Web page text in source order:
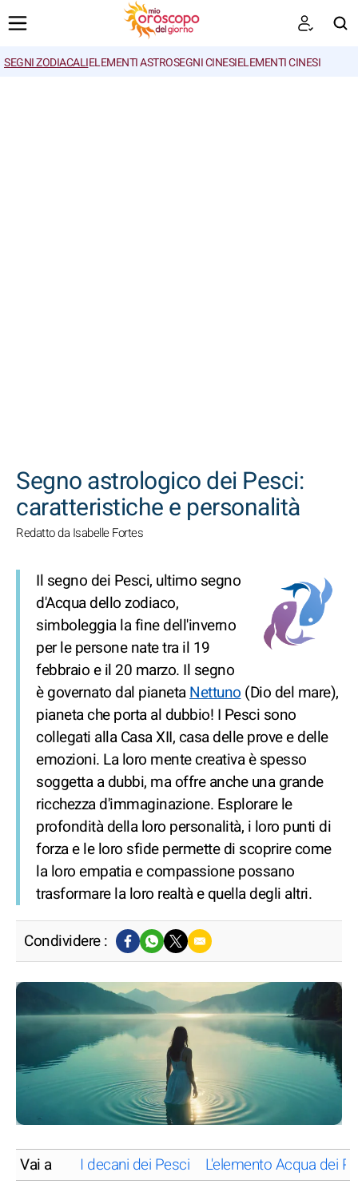
SEGNI ZODIACALIELEMENTI ASTROSEGNI CINESIELEMENTI CINESI
Segno astrologico dei Pesci:
caratteristiche e personalità
Redatto da Isabelle Fortes
Il segno dei Pesci, ultimo segno
d'Acqua dello zodiaco,
simboleggia la fine dell'inverno
per le persone nate tra il 19
febbraio e il 20 marzo. Il segno
è governato dal pianetaNettuno(Dio del mare),
pianeta che porta al dubbio! I Pesci sono
collegati alla Casa XII, casa delle prove e delle
emozioni. La loro mente creativa è spesso
soggetta a dubbi, ma offre anche una grande
ricchezza d'immaginazione. Esplorare le
profondità della loro personalità, i loro punti di
forza e le loro sfide permette di scoprire come
la loro empatia e compassione possano
trasformare la loro realtà e quella degli altri.
Condividere :
Vai a I decani dei Pesci L'elemento Acqua dei